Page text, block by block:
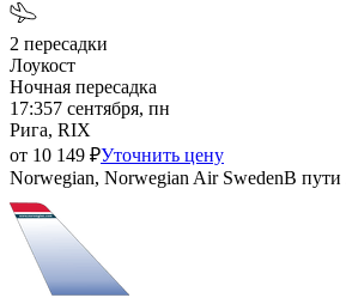
2 пересадки
Лоукост
Ночная пересадка
17:357 сентября, пн
Рига, RIX
от 10 149 ₽Уточнить цену
Norwegian, Norwegian Air SwedenВ пути